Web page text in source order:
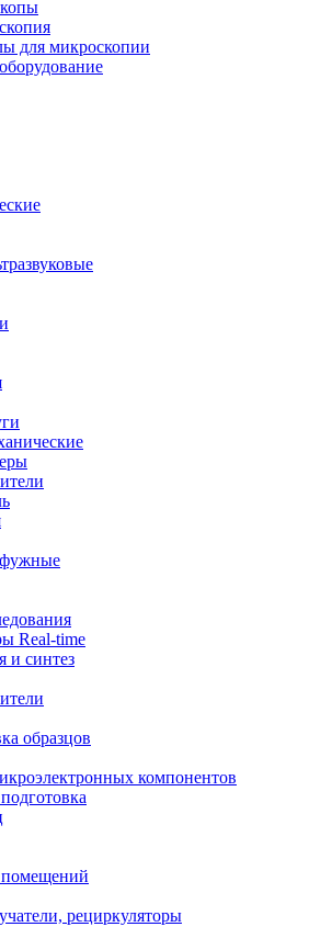
для микроскопии
Real-time
и синтез
образцов
компонентов
рециркуляторы